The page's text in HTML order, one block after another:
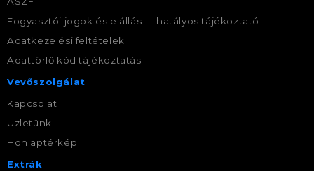
Fogyasztói jogok és elállás — hatályos tájékoztató
Adatkezelési feltételek
Adattörlő kód tájékoztatás
Vevőszolgálat
Kapcsolat
Üzletünk
Honlaptérkép
Extrák